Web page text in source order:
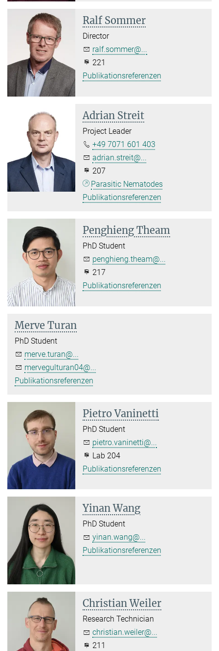
Ralf Sommer
Director
ralf.sommer@...
221
Publikationsreferenzen
Adrian Streit
Project Leader
+49 7071 601 403
adrian.streit@...
207
Parasitic Nematodes
Publikationsreferenzen
Penghieng Theam
PhD Student
penghieng.theam@...
217
Publikationsreferenzen
Merve Turan
PhD Student
merve.turan@...
mervegulturan04@...
Publikationsreferenzen
Pietro Vaninetti
PhD Student
pietro.vaninetti@...
Lab 204
Publikationsreferenzen
Yinan Wang
PhD Student
yinan.wang@...
Publikationsreferenzen
Christian Weiler
Research Technician
christian.weiler@...
211